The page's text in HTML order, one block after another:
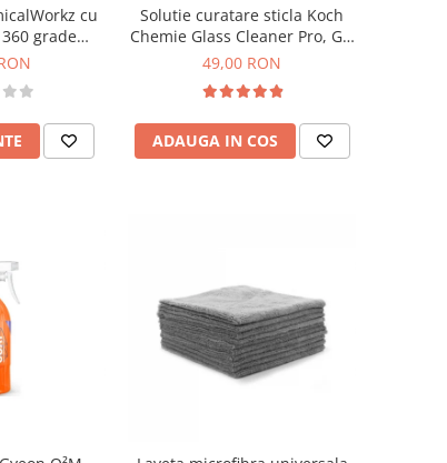
cu
grade
Spray Bottle
Solutie curatare sticla Koch
Chemie Glass Cleaner Pro, Gc,
1L
49,00 RON
ADAUGA IN COS